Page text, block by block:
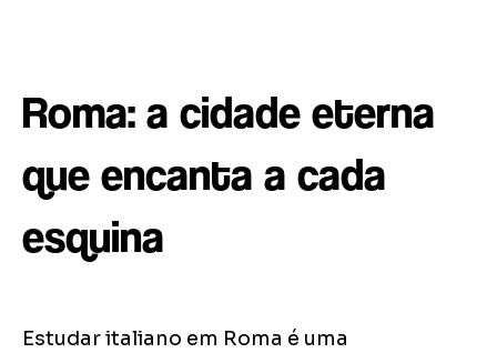
Roma: a cidade eterna
que encanta a cada
esquina
Estudar italiano em Roma é uma